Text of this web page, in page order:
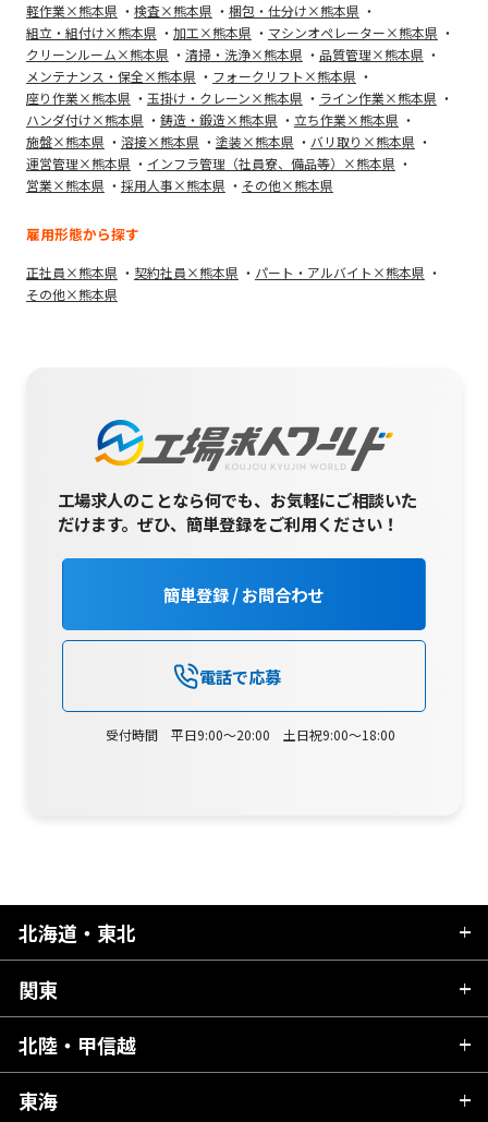
軽作業×熊本県 検査×熊本県
梱包・仕分け×熊本県
組立・組付け×熊本県
加工×熊本県
マシンオペレーター×熊本県
クリーンルーム×熊本県
清掃・洗浄×熊本県
品質管理×熊本県
メンテナンス・保全×熊本県
フォークリフト×熊本県
座り作業×熊本県
玉掛け・クレーン×熊本県
ライン作業×熊本県
ハンダ付け×熊本県
鋳造・鍛造×熊本県
立ち作業×熊本県
施盤×熊本県
溶接×熊本県 塗装×熊本県
バリ取り×熊本県
運営管理×熊本県
インフラ管理（社員寮、備品等）×熊本県
営業×熊本県
採用人事×熊本県 その他×熊本県
雇用形態から探す
正社員×熊本県 契約社員×熊本県
パート・アルバイト×熊本県
その他×熊本県
工場求人のことなら何でも、お気軽にご相談いた
だけます。ぜひ、簡単登録をご利用ください！
簡単登録 / お問合わせ
電話で応募
受付時間 平日9:00～20:00 土日祝9:00～18:00
北海道・東北
北海道
青森県
秋田県
関東
茨城県
栃木県
北陸・甲信越
新潟県
東海